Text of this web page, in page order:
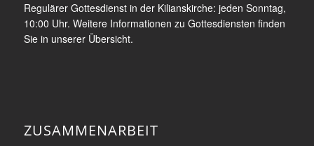
Regulärer Gottesdienst in der Kilianskirche: jeden Sonntag,
10:00 Uhr. Weitere Informationen zu Gottesdiensten finden
Sie in unserer Übersicht.
ZUSAMMENARBEIT